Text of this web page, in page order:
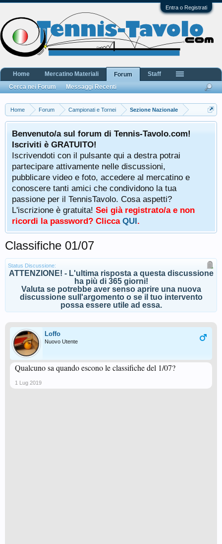
Entra o Registrati
Home Forum Campionati e Tornei Sezione Nazionale
Benvenuto/a sul forum di Tennis-Tavolo.com!
Iscriviti è GRATUITO!
Iscrivendoti con il pulsante qui a destra potrai
partecipare attivamente nelle discussioni,
pubblicare video e foto, accedere al mercatino e
conoscere tanti amici che condividono la tua
passione per il TennisTavolo. Cosa aspetti?
L'iscrizione è gratuita! Sei già registrato/a e non
ricordi la password? Clicca QUI.
Classifiche 01/07
Status Discussione:
ATTENZIONE! - L'ultima risposta a questa discussione
ha più di 365 giorni!
Valuta se potrebbe aver senso aprire una nuova
discussione sull'argomento o se il tuo intervento
possa essere utile ad essa.
Loffo
Nuovo Utente
Qualcuno sa quando escono le classifiche del 1/07?
1 Lug 2019
Home Mercatino Materiali
Forum
Cerca nei Forum
Messaggi Recenti
Staff